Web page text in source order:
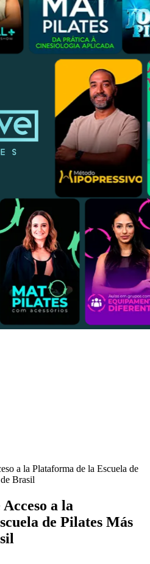
a la Plataforma de la Escuela de
Brasil
a la
de Pilates Más